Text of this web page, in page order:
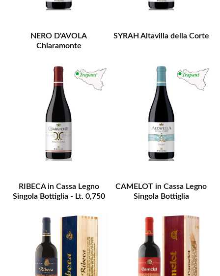
NERO D'AVOLA
Chiaramonte
SYRAH Altavilla della Corte
RIBECA in Cassa Legno
Singola Bottiglia - Lt. 0,750
CAMELOT in Cassa Legno
Singola Bottiglia